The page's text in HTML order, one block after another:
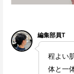
編集部員T
程よい
体と一